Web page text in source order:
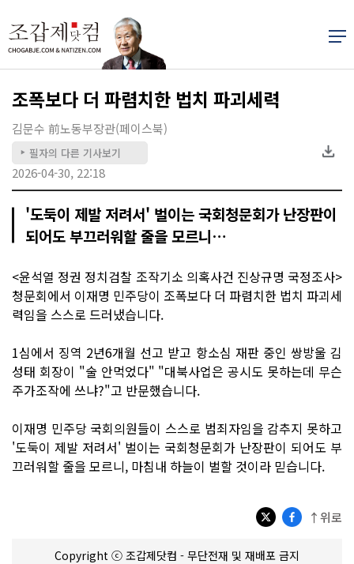
조폭보다 더 파렴치한 법치 파괴세력
김문수 前노동부장관(페이스북)
▶ 필자의 다른 기사보기
2026-04-30, 22:18
'도둑이 제발 저려서' 벌이는 국회청문회가 난장판이
되어도 부끄러워할 줄을 모르니…
<윤석열 정권 정치검찰 조작기소 의혹사건 진상규명 국정조사>
청문회에서 이재명 민주당이 조폭보다 더 파렴치한 법치 파괴세
력임을 스스로 드러냈습니다.
1심에서 징역 2년6개월 선고 받고 항소심 재판 중인 쌍방울 김
성태 회장이 "술 안먹었다" "대북사업은 공시도 못하는데 무슨
주가조작에 쓰냐?"고 반문했습니다.
이재명 민주당 국회의원들이 스스로 범죄자임을 감추지 못하고
'도둑이 제발 저려서' 벌이는 국회청문회가 난장판이 되어도 부
끄러워할 줄을 모르니, 마침내 하늘이 벌할 것이라 믿습니다.
↑위로
Copyright ⓒ 조갑제닷컴 - 무단전재 및 재배포 금지